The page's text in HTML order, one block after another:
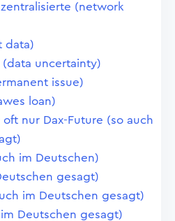
(network
data)
uncertainty)
issue)
loan)
nur Dax-Future (so auch
im Deutschen)
gesagt)
im Deutschen gesagt)
Deutschen gesagt)